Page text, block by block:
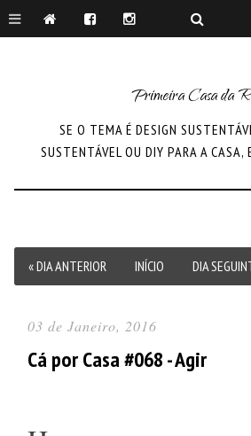
Primeira Casa da
SE O TEMA É DESIGN
SUSTENTÁVEL OU DIY PARA A
« DIA ANTERIOR INÍCIO DIA
03 de Janeiro, 2016
Cá por Casa #068 - Agir